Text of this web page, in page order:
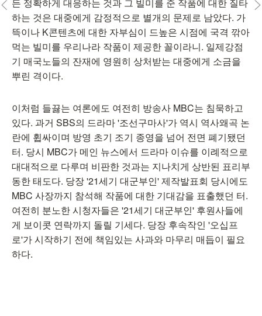
하는 것은 대중에게 감정적으로 별개의 문제로 남았다. 가
뜩이나 K콘텐츠에 대한 자부심이 드높은 시점에 국격 깎아
먹는 빌미를 우리나라 작품이 제공한 꼴이라니. 일제강점
기 매국노들의 잔재에 영원히 상처받는 대중에게 소금을
뿌린 격이다.
이처럼 들끓는 여론에도 여전히 방송사 MBC는 침묵하고
있다. 과거 SBS의 드라마 '조선구마사'가 역시 역사왜곡 논
란에 휩싸이며 방영 초기 조기 종영을 넘어 전면 폐기됐던
터. 당시 MBC가 메인 뉴스에서 드라마 이슈를 이례적으로
대대적으로 다루며 비판한 것과는 지나치게 상반된 표리부
동한 태도다. 당장 '21세기 대군부인' 제작발표회 당시에도
MBC 사장까지 참석해 작품에 대한 기대감을 표출했던 터.
여전히 분노한 시청자들은 '21세기 대군부인' 후원사들에
게 보이콧 연락까지 돌릴 기세다. 당장 후속작인 '오십프
로'가 시작하기 전에 책임있는 사과와 마무리 매듭이 필요
하다.